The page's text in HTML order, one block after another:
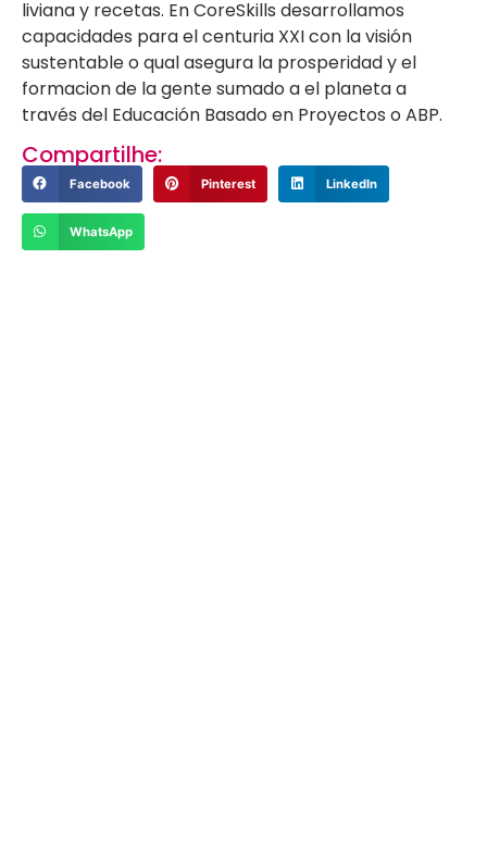
liviana y recetas. En CoreSkills desarrollamos
capacidades para el centuria XXI con la visión
sustentable o qual asegura la prosperidad y el
formacion de la gente sumado a el planeta a
través del Educación Basado en Proyectos o ABP.
Compartilhe:
Facebook Pinterest LinkedIn
WhatsApp